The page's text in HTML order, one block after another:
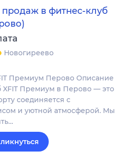
в фитнес-клуб
Новогиреево
Премиум Перово Описание
XFIT Премиум в Перово — это
соединяется с
и уютной атмосферой. Мы